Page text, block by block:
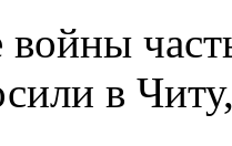
войны
в